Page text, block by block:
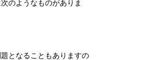
のようなものがありま
となることもありますの